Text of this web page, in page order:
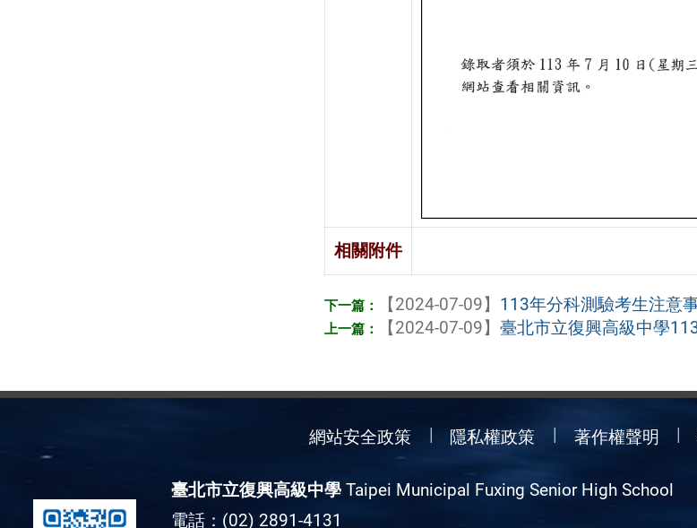
相關附件
【2024-07-09】 113年分科測驗考生注意
【2024-07-09】臺北市立復興高級中學
網站安全政策 隱私權政策 著作權聲明
臺北市立復興高級中學Taipei Municipal Fuxing Senior High School
電話：(02) 2891-4131